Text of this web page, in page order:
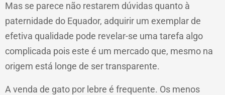
Mas se parece não restarem dúvidas quanto à
paternidade do Equador, adquirir um exemplar de
efetiva qualidade pode revelar-se uma tarefa algo
complicada pois este é um mercado que, mesmo na
origem está longe de ser transparente.
A venda de gato por lebre é frequente. Os menos